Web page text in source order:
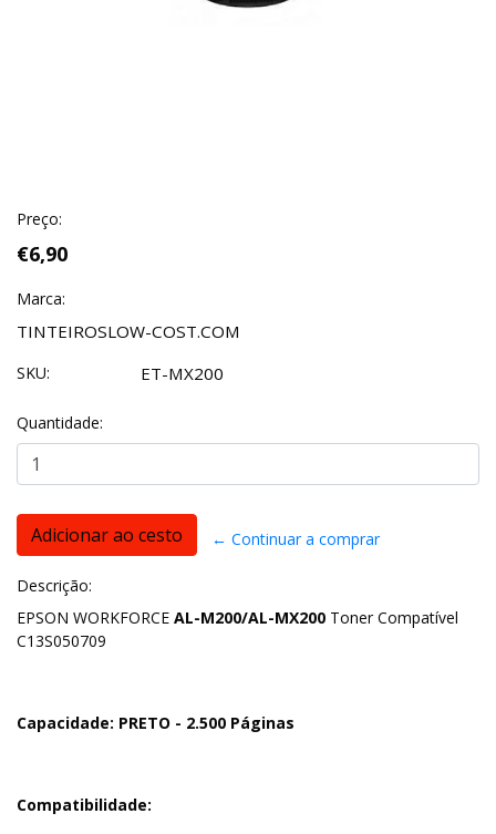
Preço:
€6,90
Marca:
TINTEIROSLOW-COST.COM
SKU: ET-MX200
Quantidade:
← Continuar a comprar
Descrição:
EPSON WORKFORCE AL-M200/AL-MX200 Toner Compatível
C13S050709
Capacidade: PRETO - 2.500 Páginas
Compatibilidade: